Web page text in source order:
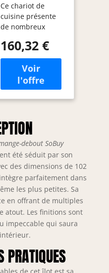
roulettes &
Range-vin
extractible,
89x87x40cm
Ce chariot de
cuisine présente
de nombreux
conception
pratiques, du
porte-serviettes
aux différents
compartiments de
rangement. Il
utilisateurs par
son design bien
pensé. Le chariot
offre une variété
d'options de
rangement pour
tous vos besoins
en cuisine : deux
portes, deux
tiroirs, un porte-
serviettes et un
porte-bouteilles.
vaisselle et vos
belles décorations
160,32 €
debout SoBuy
été séduit par son
des dimensions de 102
parfaitement dans
les plus petites. Sa
en offrant de multiples
atout. Les finitions sont
impeccable qui saura
PRATIQUES